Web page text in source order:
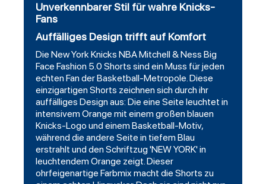
Unverkennbarer Stil für wahre Knicks-
Fans
Auffälliges Design trifft auf Komfort
Die New York Knicks NBA Mitchell & Ness Big
Face Fashion 5.0 Shorts sind ein Muss für jeden
echten Fan der Basketball-Metropole. Diese
einzigartigen Shorts zeichnen sich durch ihr
auffälliges Design aus: Die eine Seite leuchtet in
intensivem Orange mit einem großen blauen
Knicks-Logo und einem Basketball-Motiv,
während die andere Seite in tiefem Blau
erstrahlt und den Schriftzug 'NEW YORK' in
leuchtendem Orange zeigt. Dieser
ohrfeigenartige Farbmix macht die Shorts zu